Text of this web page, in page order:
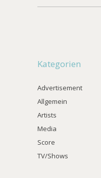
Kategorien
Advertisement
Allgemein
Artists
Media
Score
TV/Shows